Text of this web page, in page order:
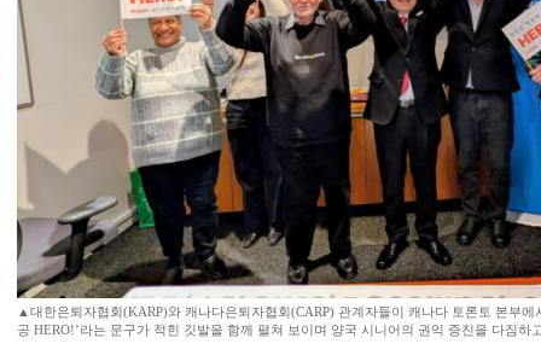
▲대한은퇴자협회(KARP)와 캐나다은퇴자협회(CARP) 관계자들이 캐나다 토론토 본부에
공 HERO!’라는 문구가 적힌 깃발을 함께 펼쳐 보이며 양국 시니어의 권익 증진을 다짐하